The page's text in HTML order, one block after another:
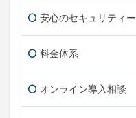
安心のセキュリティー
料金体系
オンライン導入相談